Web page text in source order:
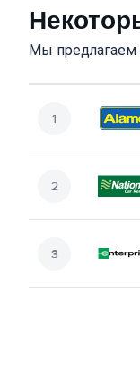
Мы предлагаем